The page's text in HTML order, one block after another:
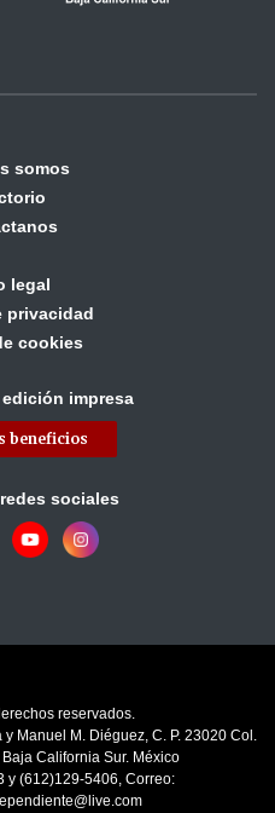
somos
legal
privacidad
cookies
impresa
beneficios
sociales
reservados.
Manuel M. Diéguez, C. P. 23020 Col.
California Sur. México
y (612)129-5406, Correo: